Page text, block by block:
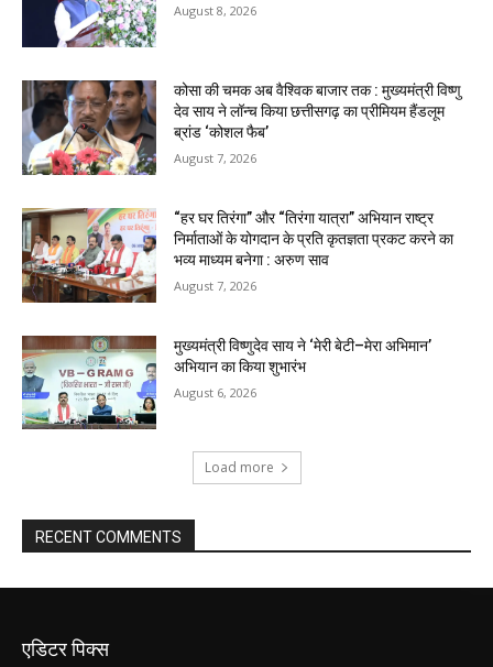
August 8, 2026
कोसा की चमक अब वैश्विक बाजार तक : मुख्यमंत्री विष्णु
देव साय ने लॉन्च किया छत्तीसगढ़ का प्रीमियम हैंडलूम
ब्रांड ‘कोशल फैब’
August 7, 2026
“हर घर तिरंगा” और “तिरंगा यात्रा” अभियान राष्ट्र
निर्माताओं के योगदान के प्रति कृतज्ञता प्रकट करने का
भव्य माध्यम बनेगा : अरुण साव
August 7, 2026
मुख्यमंत्री विष्णुदेव साय ने ‘मेरी बेटी–मेरा अभिमान’
अभियान का किया शुभारंभ
August 6, 2026
Load more
RECENT COMMENTS
एडिटर पिक्स